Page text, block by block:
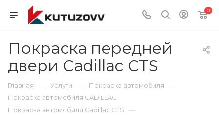
0
Покраска передней
двери Cadillac CTS
Главная — Услуги — Покраска автомобиля —
Покраска автомобиля CADILLAC —
Покраска автомобиля Cadillac CTS —